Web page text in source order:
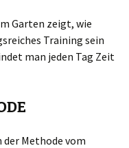
Garten zeigt, wie
Training sein
man jeden Tag Zeit
der Methode vom